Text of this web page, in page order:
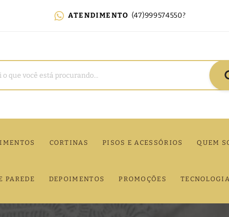
ATENDIMENTO (47)999574550?
CORTINAS PISOS E ACESSÓRIOS QUEM
PAREDE DEPOIMENTOS PROMOÇÕES